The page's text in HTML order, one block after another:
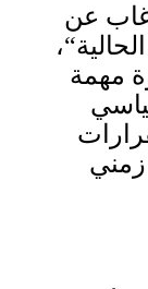
غاب عن
“،
مهمة
زمني